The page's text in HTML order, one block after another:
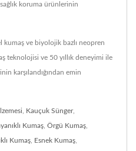
koruma ürünlerinin
ve biyolojik bazlı neopren
teknolojisi ve 50 yıllık deneyimi ile
karşılandığından emin
Kauçuk Sünger,
Kumaş Örgü Kumaş
Kumaş Esnek Kumaş